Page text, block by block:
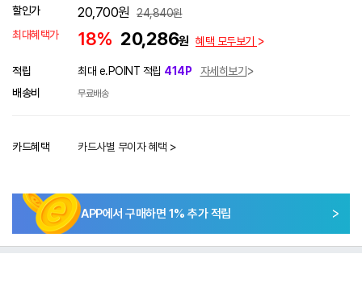
할인가 20,700원 24,840원
최대혜택가
18% 20,286원 혜택 모두보기
적립 최대 e.POINT 적립 414P
자세히보기
배송비
무료배송
카드혜택 카드사별 무이자 혜택 >
APP에서 구매하면 1% 추가 적립